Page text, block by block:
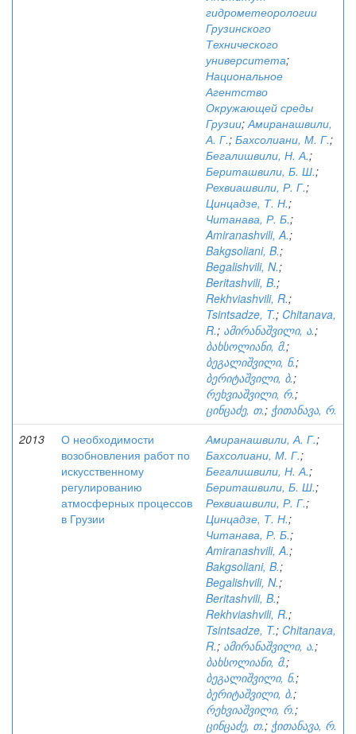
гидрометеорологии
Грузинского
Технического
университета;
Национальное
Агентство
Окружающей среды
Грузии;Амиранашвили,
А. Г.; Бахсолиани, М. Г.;
Бегалишвили, Н. А.;
Бериташвили, Б. Ш.;
Рехвиашвили, Р. Г.;
Цинцадзе, Т. Н.;
Читанава, Р. Б.;
Amiranashvili, A.;
Bakgsoliani, B.;
Begalishvili, N.;
Beritashvili, B.;
Rekhviashvili, R.;
Tsintsadze, T.; Chitanava,
R.; ამირანაშვილი, ა.;
ბახსოლიანი, მ.;
ბეგალიშვილი, ნ.;
ბერიტაშვილი, ბ.;
რეხვიაშვილი, რ.;
ცინცაძე, თ.; ჭითანავა, რ.
2013
О необходимости
возобновления работ по
искусственному
регулированию
атмосферных процессов
в Грузии
Амиранашвили, А. Г.;
Бахсолиани, М. Г.;
Бегалишвили, Н. А.;
Бериташвили, Б. Ш.;
Рехвиашвили, Р. Г.;
Цинцадзе, Т. Н.;
Читанава, Р. Б.;
Amiranashvili, A.;
Bakgsoliani, B.;
Begalishvili, N.;
Beritashvili, B.;
Rekhviashvili, R.;
Tsintsadze, T.; Chitanava,
R.; ამირანაშვილი, ა.;
ბახსოლიანი, მ.;
ბეგალიშვილი, ნ.;
ბერიტაშვილი, ბ.;
რეხვიაშვილი, რ.;
ცინცაძე, თ.; ჭითანავა, რ.